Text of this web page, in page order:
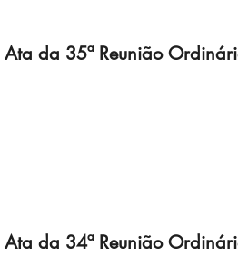
da 35ª Reunião
da 34ª Reunião